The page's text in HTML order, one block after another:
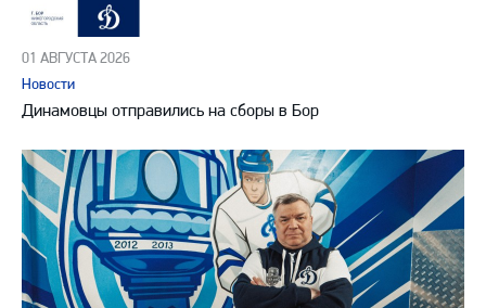
01 АВГУСТА 2026
Новости
Динамовцы отправились на сборы в Бор